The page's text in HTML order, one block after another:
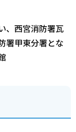
、西宮消防署瓦
署甲東分署とな